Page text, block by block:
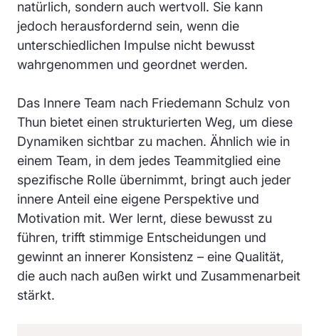
natürlich, sondern auch wertvoll. Sie kann
jedoch herausfordernd sein, wenn die
unterschiedlichen Impulse nicht bewusst
wahrgenommen und geordnet werden.
Das Innere Team nach Friedemann Schulz von
Thun bietet einen strukturierten Weg, um diese
Dynamiken sichtbar zu machen. Ähnlich wie in
einem Team, in dem jedes Teammitglied eine
spezifische Rolle übernimmt, bringt auch jeder
innere Anteil eine eigene Perspektive und
Motivation mit. Wer lernt, diese bewusst zu
führen, trifft stimmige Entscheidungen und
gewinnt an innerer Konsistenz – eine Qualität,
die auch nach außen wirkt und Zusammenarbeit
stärkt.